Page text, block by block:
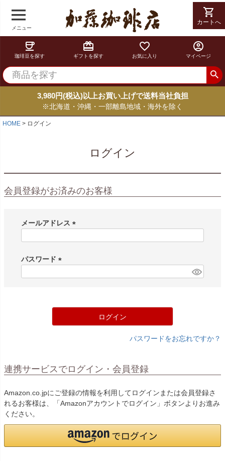
メニュー
shopping_cart
カートへ
coffee
珈琲豆を探す
card_giftcard
ギフトを探す
favorite_border
お気に入り
account_circle
マイページ
3,980円(税込)以上お買い上げで送料当社負担
※北海道・沖縄・一部離島地域・海外を除く
HOME ログイン
ログイン
会員登録がお済みのお客様
メールアドレス
)
パスワード
ログイン
パスワードをお忘れですか？
連携サービスでログイン・会員登録
Amazon.co.jpにご登録の情報を利用してログインまたは会員登録さ
れるお客様は、「Amazonアカウントでログイン」ボタンよりお進み
ください。